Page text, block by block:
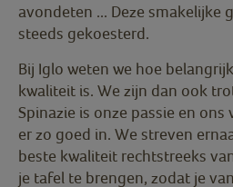
avondeten ... Deze smakelijke
steeds gekoesterd.
Bij Iglo weten we hoe
kwaliteit is. We zijn dan ook
Spinazie is onze passie en ons
er zo goed in. We streven
beste kwaliteit rechtstreeks
je tafel te brengen, zodat je